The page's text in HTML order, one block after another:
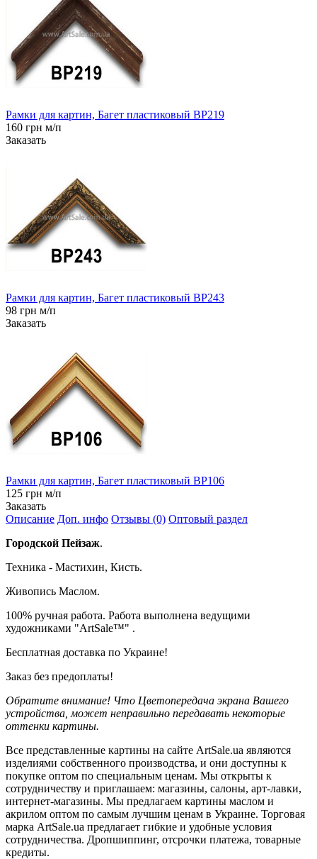
Рамки для картин, Багет пластиковый BP219
160 грн м/п
Заказать
Рамки для картин, Багет пластиковый BP243
98 грн м/п
Заказать
Рамки для картин, Багет пластиковый BP106
125 грн м/п
Заказать
Описание Доп. инфо Отзывы (0) Оптовый раздел
Городской Пейзаж.
Техника - Мастихин, Кисть.
Живопись Маслом.
100% ручная работа. Работа выполнена ведущими
художниками "ArtSale™" .
Бесплатная доставка по Украине!
Заказ без предоплаты!
Обратите внимание! Что Цветопередача экрана Вашего
устройства, может неправильно передавать некоторые
оттенки картины.
Все представленные картины на сайте ArtSale.ua являются
изделиями собственного производства, и они доступны к
покупке оптом по специальным ценам. Мы открыты к
сотрудничеству и приглашаем: магазины, салоны, арт-лавки,
интернет-магазины. Мы предлагаем картины маслом и
акрилом оптом по самым лучшим ценам в Украине. Торговая
марка ArtSale.ua предлагает гибкие и удобные условия
сотрудничества. Дропшиппинг, отсрочки платежа, товарные
кредиты.